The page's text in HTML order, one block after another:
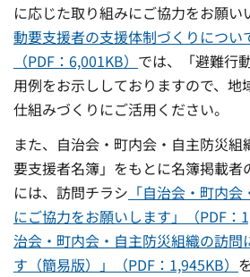
に応じた取り組みにご協力をお願い
動要支援者の支援体制づくりについ
（PDF：6,001KB） では、「避難行
用例をお示ししておりますので、地
仕組みづくりにご活用ください。
また、自治会・町内会・自主防災
要支援者名簿」をもとに名簿掲載者
には、訪問チラシ 「自治会・町内
にご協力をお願いします」（PDF：
治会・町内会・自主防災組織の訪問
す（簡易版）」（PDF：1,945KB）